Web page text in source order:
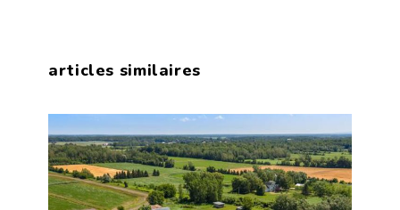
articles similaires